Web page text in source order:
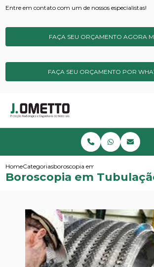
Entre em contato com um de nossos especialistas!
FAÇA SEU ORÇAMENTO AGORA
FAÇA SEU ORÇAMENTO POR
HomeCategoriasboroscopia em tubulacao
Boroscopia em